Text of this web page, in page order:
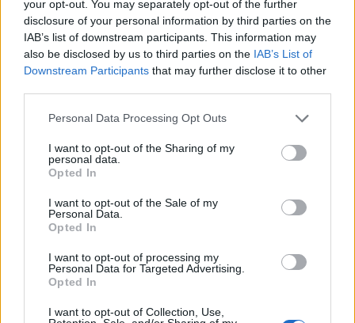
your opt-out. You may separately opt-out of the further
disclosure of your personal information by third parties on the
IAB’s list of downstream participants. This information may
also be disclosed by us to third parties on the IAB’s List of
Downstream Participants that may further disclose it to other
Please note that this website/app uses one or more Google
not limited to your visit or usage behaviour. You may click to
grant or deny consent to Google and its third-party tags to
use your data for below specified purposes in below Google
consent section.
Personal Data Processing Opt Outs
I want to opt-out of the Sharing of my
personal data.
Opted In
I want to opt-out of the Sale of my
Personal Data.
Opted In
I want to opt-out of processing my
Personal Data for Targeted Advertising.
Opted In
I want to opt-out of Collection, Use,
Intervención conjunta de Japón y EE.UU. para frenar la caída
del yen
Marta Ruiz · 7 Ago 2026
FINANZAS
Cómo la inteligencia artificial transforma la gestión financiera